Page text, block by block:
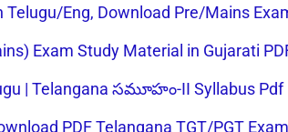
Telugu/Eng, Download Pre/Mains
Exam Study Material in Gujarati
| Telangana సమూహం-II Syllabus Pdf
PDF Telangana TGT/PGT
PagePagePage Page